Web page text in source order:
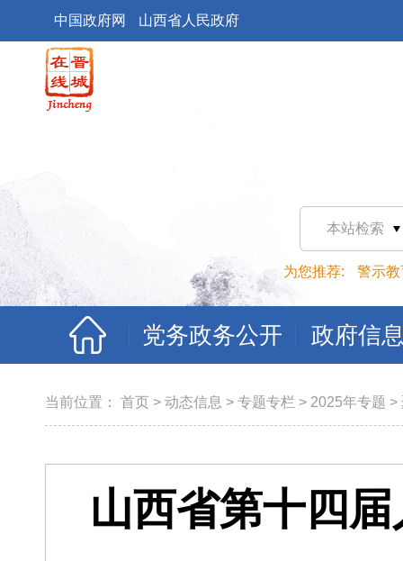
中国政府网 山西省人民政府
本站检索
为您推荐: 警示教
党务政务公开 政府信
当前位置： 首页 > 动态信息 > 专题专栏 > 2025年专题 >
山西省第十四